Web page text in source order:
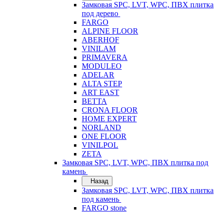
Замковая SPC, LVT, WPC, ПВХ плитка
под дерево
FARGO
ALPINE FLOOR
ABERHOF
VINILAM
PRIMAVERA
MODULEO
ADELAR
ALTA STEP
ART EAST
BETTA
CRONA FLOOR
HOME EXPERT
NORLAND
ONE FLOOR
VINILPOL
ZETA
Замковая SPC, LVT, WPC, ПВХ плитка под
камень
Назад
Замковая SPC, LVT, WPC, ПВХ плитка
под камень
FARGO stone